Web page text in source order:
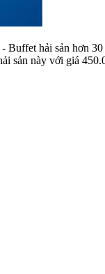
hải sản hơn
sản này với giá